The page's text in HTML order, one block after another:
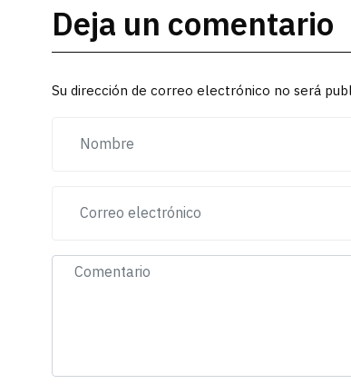
Deja un comentario
Su dirección de correo electrónico no será